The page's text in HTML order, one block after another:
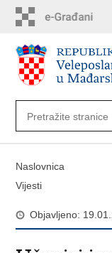
sadržaj
Naslovnica
Vijesti
Objavljeno: